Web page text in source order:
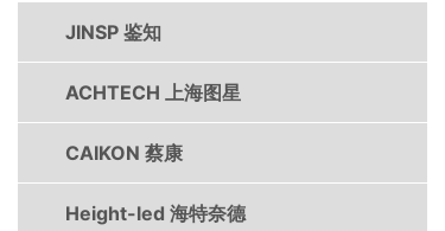
JINSP 鉴知
ACHTECH 上海图星
CAIKON 蔡康
Height-led 海特奈德